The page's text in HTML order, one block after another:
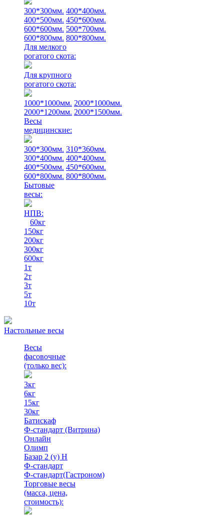
300*300мм. 400*400мм.
400*500мм. 450*600мм.
600*600мм. 500*700мм.
600*800мм. 800*800мм.
Для мелкого
рогатого скота:
Для крупного
рогатого скота:
1000*1000мм. 2000*1000мм.
2000*1200мм. 2000*1500мм.
Весы
медицинские:
300*300мм. 310*360мм.
300*400мм. 400*400мм.
400*500мм. 450*600мм.
600*800мм. 800*800мм.
Бытовые
весы:
НПВ:
60кг
150кг
200кг
300кг
600кг
1т
2т
3т
5т
10т
Настольные весы
Весы
фасовочные
(только вес):
3кг
6кг
15кг
30кг
Батискаф
Ф-стандарт (Витрина)
Онлайн
Олимп
Базар 2 (у) Н
Ф-стандарт
Ф-стандарт(Гастроном)
Торговые весы
(масса, цена,
стоимость):